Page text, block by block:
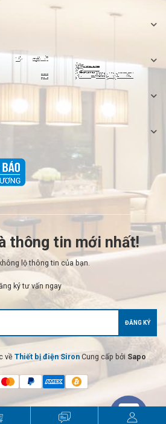
thông tin mới nhất!
lộ thông tin của bạn.
ký tư vấn ngay
ĐĂNG KÝ
về Thiết bị điện Siron Cung cấp bởi Sapo